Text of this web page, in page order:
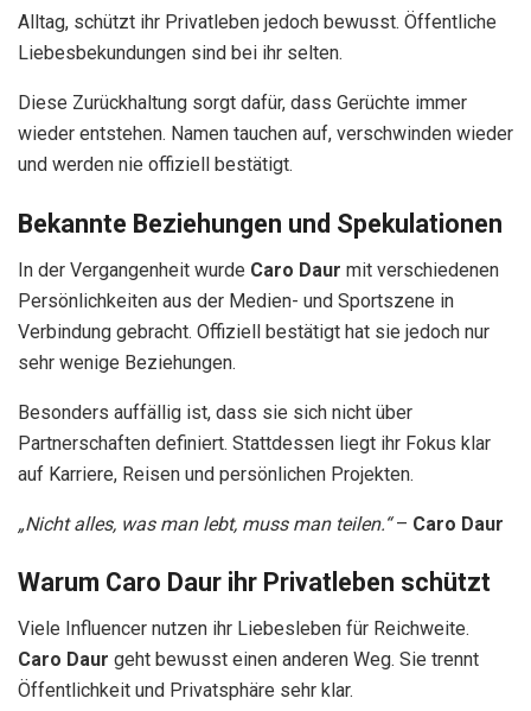
Alltag, schützt ihr Privatleben jedoch bewusst. Öffentliche
Liebesbekundungen sind bei ihr selten.
Diese Zurückhaltung sorgt dafür, dass Gerüchte immer
wieder entstehen. Namen tauchen auf, verschwinden wieder
und werden nie offiziell bestätigt.
Bekannte Beziehungen und Spekulationen
In der Vergangenheit wurde Caro Daur mit verschiedenen
Persönlichkeiten aus der Medien- und Sportszene in
Verbindung gebracht. Offiziell bestätigt hat sie jedoch nur
sehr wenige Beziehungen.
Besonders auffällig ist, dass sie sich nicht über
Partnerschaften definiert. Stattdessen liegt ihr Fokus klar
auf Karriere, Reisen und persönlichen Projekten.
„Nicht alles, was man lebt, muss man teilen.“– Caro Daur
Warum Caro Daur ihr Privatleben schützt
Viele Influencer nutzen ihr Liebesleben für Reichweite.
Caro Daur geht bewusst einen anderen Weg. Sie trennt
Öffentlichkeit und Privatsphäre sehr klar.